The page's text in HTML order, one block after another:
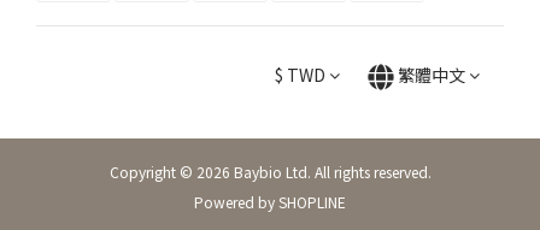
$ TWD 繁體中文
Copyright © 2026 Baybio Ltd. All rights reserved.
Powered by SHOPLINE